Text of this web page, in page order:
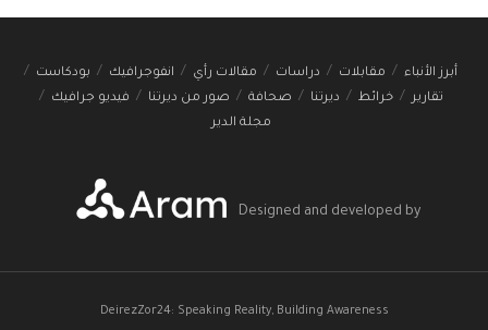
أبرز الأنباء مقابلات دراسات مقالات رأي انفوجرافيك
بودكاست
تقارير
خرائط ديرتنا صحافة صور من ديرتنا
فيديو جرافيك
مجلة الدير
Designed and developed by
DeirezZor24: Speaking Reality, Building Awareness